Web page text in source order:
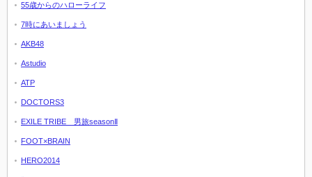
55歳からのハローライフ
7時にあいましょう
AKB48
Astudio
ATP
DOCTORS3
EXILE TRIBE 男旅seasonⅡ
FOOT×BRAIN
HERO2014